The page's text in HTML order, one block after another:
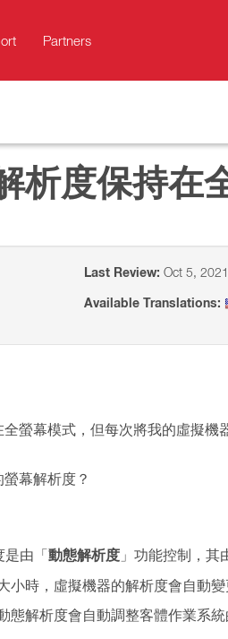
Partners
析度保持在
Last Review: Oct 5, 2021
Available Translations:
螢幕模式，但每次將我的虛擬
幕解析度？
是由「動態解析度 」功能控制，其
時，虛擬機器的解析度會自動變
解析度會自動調整客體作業系